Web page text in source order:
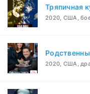
Тряпичная
2020, США,
2020, США,